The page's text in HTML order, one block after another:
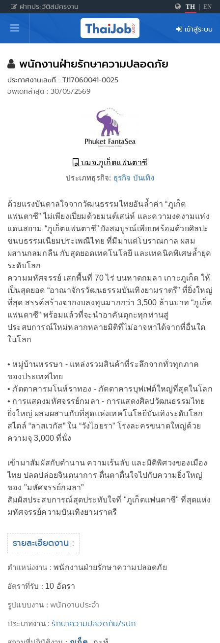
ฝากประวัติสมัครงาน TH EN
หน้าหลัก
ผู้สมัครงาน: เข้าสู่ระบบ
ฝากประวัติสมัครงาน
เกร็ดความรู้
เข้าสู่ระบบ
พนักงานฝ่ายรักษาความปลอดภัย
ประกาศงานเลขที่ : TJ17060041-0025
อัพเดทล่าสุด : 30/05/2569
บมจ.ภูเก็ตแฟนตาซี
ประเภทธุรกิจ: ธุรกิจ บันเทิง
ด้วยแรงบันดาลใจจากวัฒนธรรมไทยอันล้ำค่า “ภูเก็ต
แฟนตาซี” ไม่เพียงเปี่ยมด้วยมนต์เสน่ห์ และความงดงามแห่ง
แดนสยาม “ภูเก็ตแฟนตาซี” ยังสมบูรณ์เพียบพร้อมด้วยศิลปะ
ขนบธรรมเนียมประเพณีไทย ที่มีมาแต่โบราณกาล ผสม
ผสานกลมกลืน กับสุดยอดเทคโนโลยี และเทคนิคพิเศษล้ำยุค
ระดับโลก
ความมหัศจรรย์ เสกพื้นที่ 70 ไร่ บนหาดกมลา เกาะภูเก็ต ให้
เป็นสุดยอด “อาณาจักรวัฒนธรรมบันเทิงยามราตรี” ที่ยิ่งใหญ่
ที่สุด สรรค์สร้างจากงบลงทุนมากกว่า 3,500 ล้านบาท “ภูเก็ต
แฟนตาซี” พร้อมแล้วที่จะนำอาคันตุกะทุกท่านสู่
ประสบการณ์ใหม่หลากหลายมิติที่ไม่อาจหาได้จากที่อื่นใด
ในโลก
• หมู่บ้านหรรษา - แหล่งรวมสินค้าที่ระลึกจากทั่วทุกภาค
ของประเทศไทย
• ภัตตาคารมโนห์ราทอง - ภัตตาคารบุฟเฟต์ใหญ่ที่สุดในโลก
• การแสดงมหัศจรรย์กมลา - การแสดงศิลปวัฒนธรรมไทย
ยิ่งใหญ่ ผสมผสานกับที่สุดแห่งเทคโนโลยีบันเทิงระดับโลก
สไตล์ “ลาสเวกัส” ใน “วังไอยรา” โรงละครขนาดใหญ่ด้วย
ความจุ 3,000 ที่นั่ง
เข้ามาสัมผัสกับตำนาน ความเร้นลับ และมิติพิศวงของเมือง
ไทย ปลดปล่อยจินตนาการ ตื่นตาตื่นใจไปกับความยิ่งใหญ่
ของ "มหัศจรรย์กมลา"
สัมผัสประสบการณ์สุดประทับใจที่ "ภูเก็ตแฟนตาซี" ที่สุดแห่ง
มหัศจรรย์ความบันเทิงยามราตรี
รายละเอียดงาน :
ตำแหน่งงาน :พนักงานฝ่ายรักษาความปลอดภัย
อัตราที่รับ : 10 อัตรา
รูปแบบงาน :พนักงานประจำ
ประเภทงาน :รักษาความปลอดภัย/รปภ